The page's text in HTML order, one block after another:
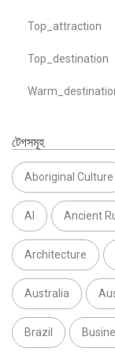
Top_attraction
Top_destination
টেগসমূহ
Aboriginal Culture
AI Ancient
Architecture
Australia
Brazil